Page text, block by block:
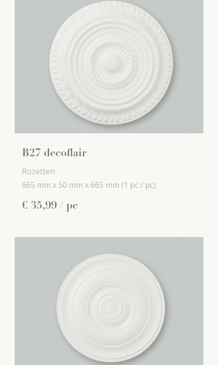
B27 decoflair
Rozetten
665 mm x 50 mm x 665 mm (1 pc / pc)
€ 35,99 / pc